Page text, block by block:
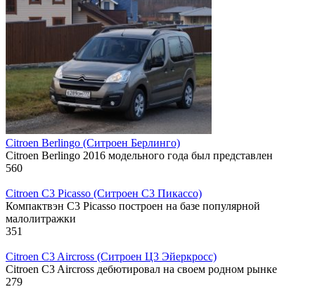
Citroen Berlingo (Ситроен Берлинго)
Citroen Berlingo 2016 модельного года был представлен
560
Citroen C3 Picasso (Ситроен С3 Пикассо)
Компактвэн C3 Picasso построен на базе популярной
малолитражки
351
Citroen C3 Aircross (Ситроен Ц3 Эйеркросс)
Citroen C3 Aircross дебютировал на своем родном рынке
279